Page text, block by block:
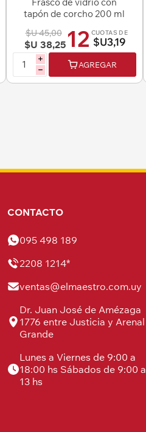
tapón de corcho 200 ml
$U 45,00
$U 38,25 12 CUOTAS DE
$U3,19
i
h
AGREGAR
CONTACTO
095 498 189
2208 1214*
ventas@elmaestro.com.uy
Dr. Juan José de Amézaga
1776 entre Justicia y Arenal
Grande
Lunes a Viernes de 9:00 a
18:00 hs Sábados de 9:00 a
13 hs